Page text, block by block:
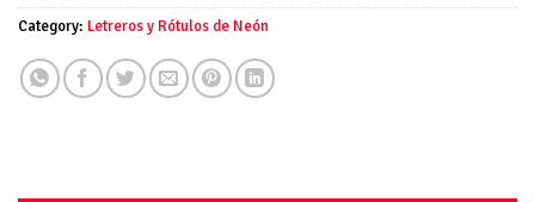
Category: Letreros y Rótulos de Neón